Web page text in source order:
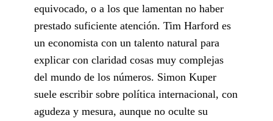
equivocado, o a los que lamentan no haber
prestado suficiente atención. Tim Harford es
un economista con un talento natural para
explicar con claridad cosas muy complejas
del mundo de los números. Simon Kuper
suele escribir sobre política internacional, con
agudeza y mesura, aunque no oculte su